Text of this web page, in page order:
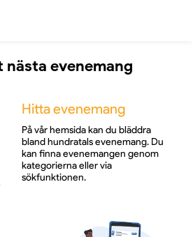
evenemang
Hitta evenemang
På vår hemsida kan du bläddra
bland hundratals evenemang. Du
kan finna evenemangen genom
kategorierna eller via
sökfunktionen.